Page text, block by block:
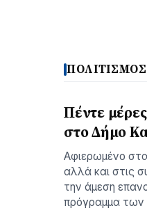
ΠΟΛΙΤΙΣΜΟΣ
Πέντε
στο Δήμο
Αφιερωμένο
αλλά και στις
την άμεση
πρόγραμμα των